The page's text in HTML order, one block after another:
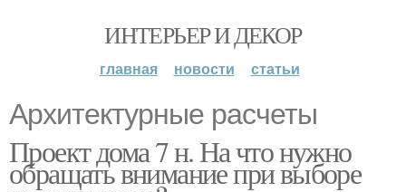
ИНТЕРЬЕР И ДЕКОР
главная новости статьи
Архитектурные расчеты
Проект дома 7 н. На что нужно
обращать внимание при выборе